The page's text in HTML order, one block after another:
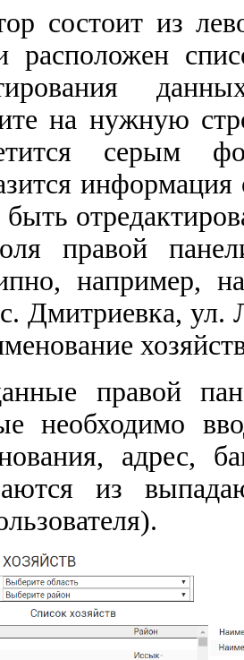
состоит из
расположен
на нужную
серым
правой
например,
Дмитриевка, ул.
правой
необходимо
адрес,
из